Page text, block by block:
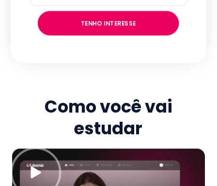
TENHO INTERESSE
Como você vai
estudar